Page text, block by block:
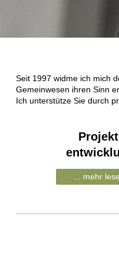
Seit 1997 widme ich mich
Gemeinwesen ihren Sinn
Ich unterstütze Sie durch
e
... mehr